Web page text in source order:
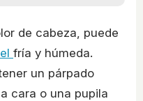
de cabeza, puede
fría y húmeda.
un párpado
cara o una pupila